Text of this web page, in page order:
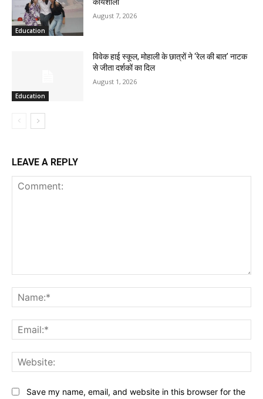
Education
August 7, 2026
Education
विवेक हाई स्कूल, मोहाली के छात्रों ने ‘रेल की बात’ नाटक
से जीता दर्शकों का दिल
August 1, 2026
LEAVE A REPLY
Save my name, email, and website in this browser for the